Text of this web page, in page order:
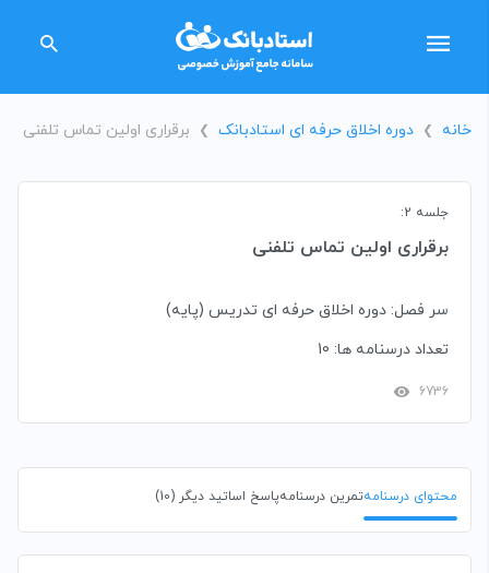
خانه ❯ دوره اخلاق حرفه ای استادبانک ❯ برقراری اولین تماس تلفنی
جلسه 2:
برقراری اولین تماس تلفنی
سر فصل: دوره اخلاق حرفه ای تدریس (پایه)
تعداد درسنامه ها: 10
6736
محتوای درسنامهتمرین درسنامهپاسخ اساتید دیگر (10
)